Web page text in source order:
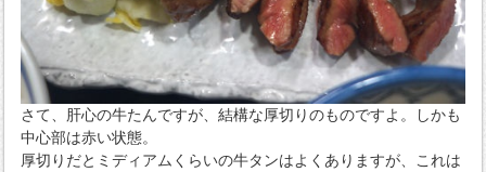
さて、肝心の牛たんですが、結構な厚切りのものですよ。しかも
中心部は赤い状態。
厚切りだとミディアムくらいの牛タンはよくありますが、これは